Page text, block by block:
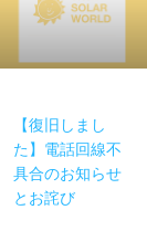
【復旧しまし
た】電話回線不
具合のお知らせ
とお詫び